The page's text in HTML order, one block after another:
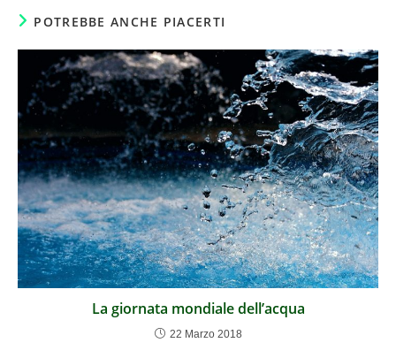
POTREBBE ANCHE PIACERTI
La giornata mondiale dell’acqua
22 Marzo 2018